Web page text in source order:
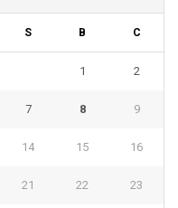
S B C
1 2
7 8 9
14 15 16
21 22 23